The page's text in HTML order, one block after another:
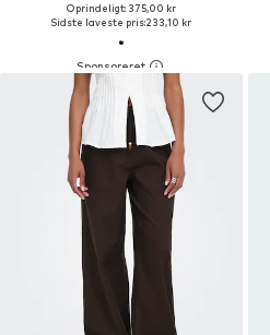
Oprindeligt: 375,00 kr
Sidste laveste pris:233,10 kr